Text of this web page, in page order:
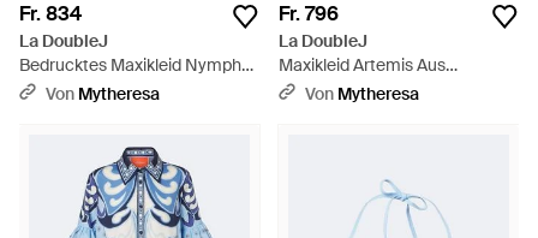
Fr. 834
La DoubleJ
Bedrucktes Maxikleid Nymph
Aus Baumwolle - Blau
Von Mytheresa
Fr. 796
La DoubleJ
Maxikleid Artemis Aus
Baumwollpopeline - Blau
Von Mytheresa